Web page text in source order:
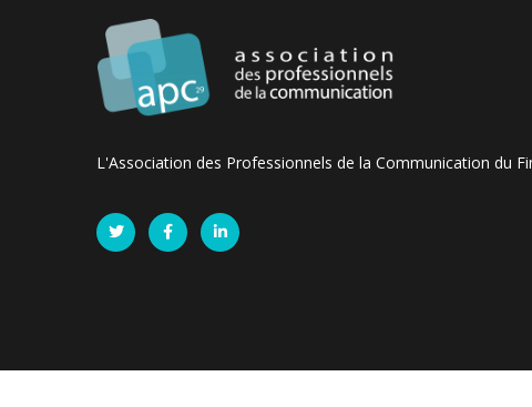
L'Association des Professionnels de la Communication du